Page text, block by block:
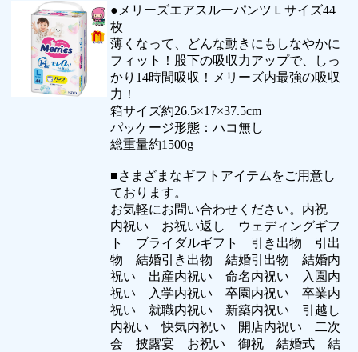
●メリーズエアスルーパンツＬサイズ44
枚
薄くなって、どんな動きにもしなやかに
フィット！股下の吸収力アップで、しっ
かり14時間吸収！メリーズ内最強の吸収
力！
箱サイズ約26.5×17×37.5cm
パッケージ形態：ハコ無し
総重量約1500g
■さまざまなギフトアイテムをご用意し
ております。
お気軽にお問い合わせください。内祝
内祝い お祝い返し ウェディングギフ
ト ブライダルギフト 引き出物 引出
物 結婚引き出物 結婚引出物 結婚内
祝い 出産内祝い 命名内祝い 入園内
祝い 入学内祝い 卒園内祝い 卒業内
祝い 就職内祝い 新築内祝い 引越し
内祝い 快気内祝い 開店内祝い 二次
会 披露宴 お祝い 御祝 結婚式 結